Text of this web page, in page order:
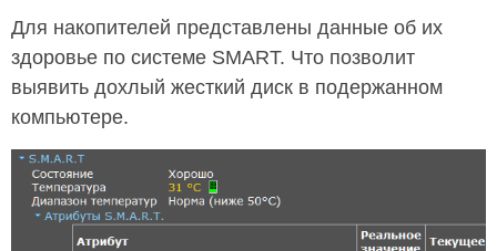
Для накопителей представлены данные об их
здоровье по системе SMART. Что позволит
выявить дохлый жесткий диск в подержанном
компьютере.